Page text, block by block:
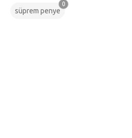
0
süprem penye